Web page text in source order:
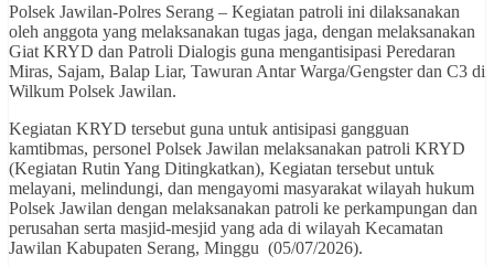
Polsek Jawilan-Polres Serang – Kegiatan patroli ini dilaksanakan
oleh anggota yang melaksanakan tugas jaga, dengan melaksanakan
Giat KRYD dan Patroli Dialogis guna mengantisipasi Peredaran
Miras, Sajam, Balap Liar, Tawuran Antar Warga/Gengster dan C3 di
Wilkum Polsek Jawilan.
Kegiatan KRYD tersebut guna untuk antisipasi gangguan
kamtibmas, personel Polsek Jawilan melaksanakan patroli KRYD
(Kegiatan Rutin Yang Ditingkatkan), Kegiatan tersebut untuk
melayani, melindungi, dan mengayomi masyarakat wilayah hukum
Polsek Jawilan dengan melaksanakan patroli ke perkampungan dan
perusahan serta masjid-mesjid yang ada di wilayah Kecamatan
Jawilan Kabupaten Serang, Minggu (05/07/2026).